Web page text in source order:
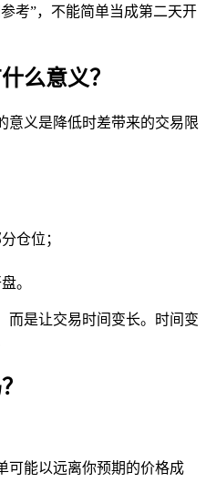
考”，不能简单当成第二天开
么意义？
意义是降低时差带来的交易限
仓位；
。
而是让交易时间变长。时间变
可能以远离你预期的价格成